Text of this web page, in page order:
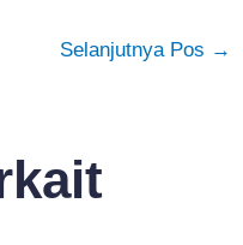
Selanjutnya Pos →